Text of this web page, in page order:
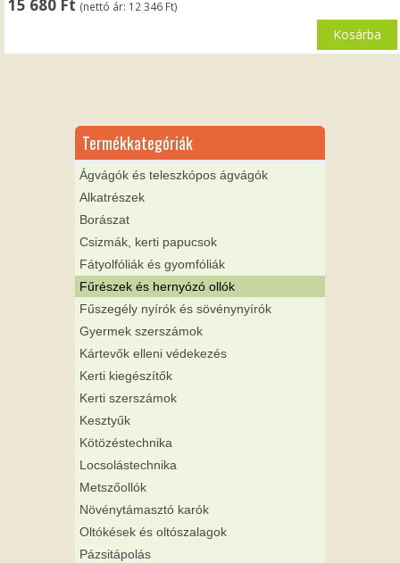
15 680 Ft (nettó ár: 12 346 Ft)
Kosárba
Termékkategóriák
Ágvágók és teleszkópos ágvágók
Alkatrészek
Borászat
Csizmák, kerti papucsok
Fátyolfóliák és gyomfóliák
Fűrészek és hernyózó ollók
Fűszegély nyírók és sövénynyírók
Gyermek szerszámok
Kártevők elleni védekezés
Kerti kiegészítők
Kerti szerszámok
Kesztyűk
Kötözéstechnika
Locsolástechnika
Metszőollók
Növénytámasztó karók
Oltókések és oltószalagok
Pázsitápolás